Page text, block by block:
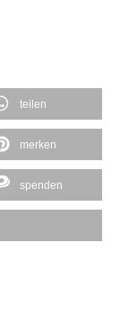
teilen
merken
spenden